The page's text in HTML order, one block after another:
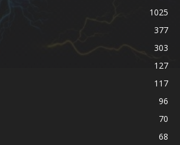
1025
377
303
127
117
96
70
68